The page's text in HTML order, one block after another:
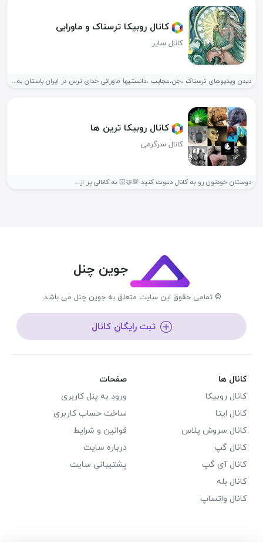
کانال روبیکا ترسناک و ماورایی
کانال سایر
دیدن ویدیوهای ترسناک ،جن،عجایب ،دانستیها ماورائی خدای ترس در ایران باستان به...
کانال روبیکا ترین ها
کانال سرگرمی
دوستان خودتون رو به کانال دعوت کنید 💯🤝🏻 به کانالی پر از...
جوین چنل
© تمامی حقوق این سایت متعلق به جوین چنل می باشد.
ثبت رایگان کانال
کانال ها
کانال روبیکا
کانال ایتا
کانال سروش پلاس
کانال گپ
کانال آی گپ
کانال بله
کانال واتساپ
صفحات
ورود به پنل کاربری
ساخت حساب کاربری
قوانین و شرایط
درباره سایت
پشتیبانی سایت